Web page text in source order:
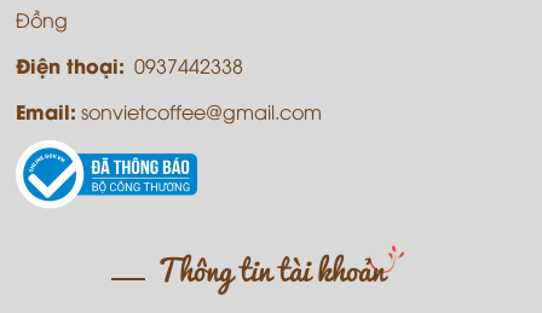
Đồng
Điện thoại: 0937442338
Email: sonvietcoffee@gmail.com
Thông tin tài khoản